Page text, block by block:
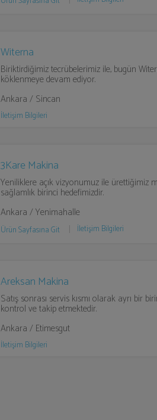
Witerna
Biriktirdiğimiz tecrübelerimiz ile, bugün
köklenmeye devam ediyor.
Ankara / Sincan
İletişim Bilgileri
3Kare Makina
Yeniliklere açık vizyonumuz ile ürettiğimiz
sağlamlık birinci hedefimizdir.
Ankara / Yenimahalle
Ürün Sayfasına Git İletişim Bilgileri
Areksan Makina
Satış sonrası servis kısmı olarak ayrı bir
kontrol ve takip etmektedir.
Ankara / Etimesgut
İletişim Bilgileri